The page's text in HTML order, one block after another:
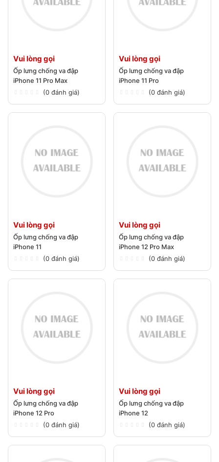
Vui lòng gọi
Ốp lưng chống va đập
iPhone 11 Pro Max
(0 đánh giá)
Vui lòng gọi
Ốp lưng chống va đập
iPhone 11 Pro
(0 đánh giá)
Vui lòng gọi
Ốp lưng chống va đập
iPhone 11
(0 đánh giá)
Vui lòng gọi
Ốp lưng chống va đập
iPhone 12 Pro Max
(0 đánh giá)
Vui lòng gọi
Ốp lưng chống va đập
iPhone 12 Pro
(0 đánh giá)
Vui lòng gọi
Ốp lưng chống va đập
iPhone 12
(0 đánh giá)